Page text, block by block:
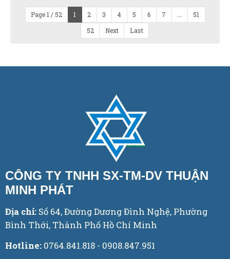
Page 1 / 52 1 2 3 4 5 6 7
51
52
Next Last
CÔNG TY TNHH SX-TM-DV THUẬN
MINH PHÁT
Địa chỉ: Số 64, Đường Dương Đình Nghệ, Phường
Bình Thới, Thành Phố Hồ Chí Minh
Hotline: 0764.841.818 - 0908.847.951